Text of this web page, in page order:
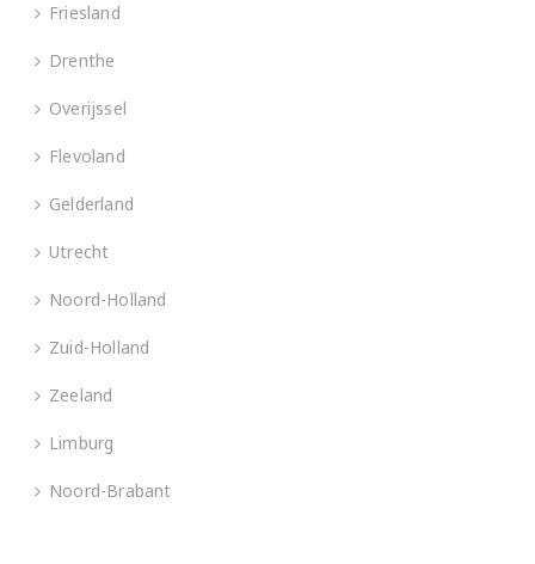
Friesland
Drenthe
Overijssel
Flevoland
Gelderland
Utrecht
Noord-Holland
Zuid-Holland
Zeeland
Limburg
Noord-Brabant